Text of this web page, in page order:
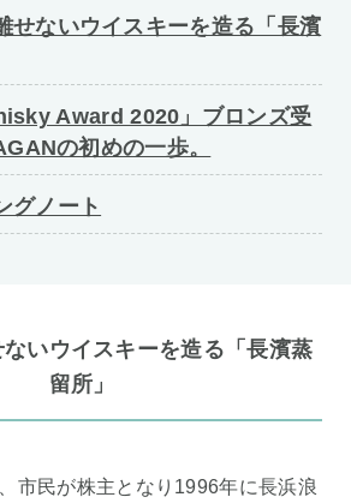
せないウイスキーを造る「長濱
Award 2020」ブロンズ受
の初めの一歩。
グノート
いウイスキーを造る「長濱蒸
留所」
市民が株主となり1996年に長浜浪